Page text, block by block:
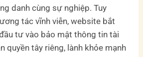
danh cùng sự nghiệp. Tuy
tác vĩnh viễn, website bắt
tư vào bảo mật thông tin tài
quyền tây riêng, lành khỏe mạnh